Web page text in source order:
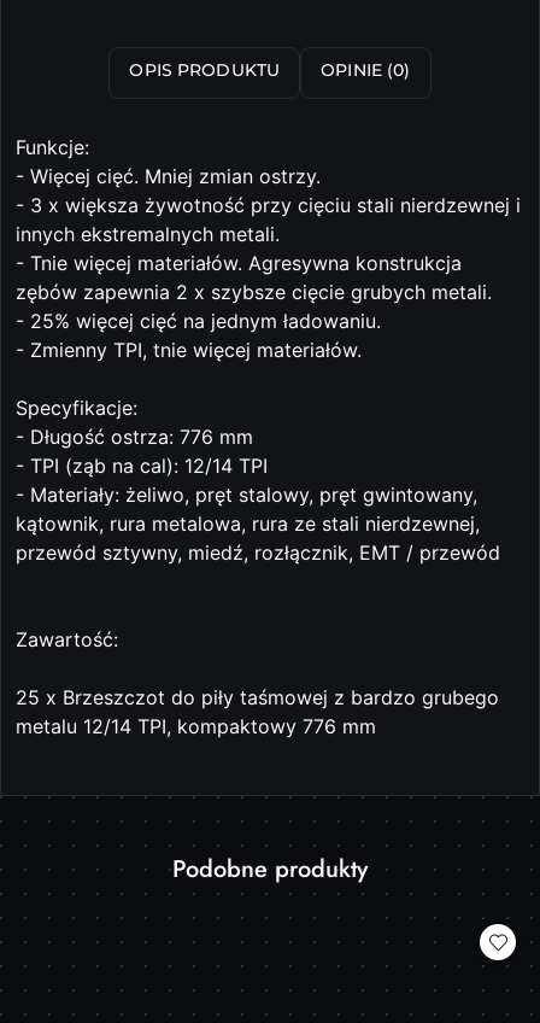
OPIS PRODUKTU OPINIE (0)
Funkcje:
- Więcej cięć. Mniej zmian ostrzy.
- 3 x większa żywotność przy cięciu stali nierdzewnej i
innych ekstremalnych metali.
- Tnie więcej materiałów. Agresywna konstrukcja
zębów zapewnia 2 x szybsze cięcie grubych metali.
- 25% więcej cięć na jednym ładowaniu.
- Zmienny TPI, tnie więcej materiałów.
Specyfikacje:
- Długość ostrza: 776 mm
- TPI (ząb na cal): 12/14 TPI
- Materiały: żeliwo, pręt stalowy, pręt gwintowany,
kątownik, rura metalowa, rura ze stali nierdzewnej,
przewód sztywny, miedź, rozłącznik, EMT / przewód
Zawartość:
25 x Brzeszczot do piły taśmowej z bardzo grubego
metalu 12/14 TPI, kompaktowy 776 mm
Pomiń karuzelę produktów
Produkty
statusie:
Podobne produkty